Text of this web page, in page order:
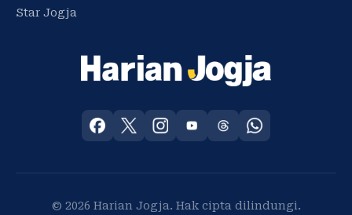
Star Jogja
© 2026 Harian Jogja. Hak cipta dilindungi.